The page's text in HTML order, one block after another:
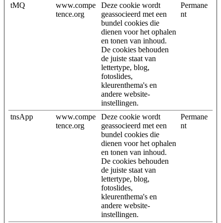
tMQ
www.compe
tence.org
Deze cookie wordt
geassocieerd met een
bundel cookies die
dienen voor het ophalen
en tonen van inhoud.
De cookies behouden
de juiste staat van
lettertype, blog,
fotoslides,
kleurenthema's en
andere website-
instellingen.
Permane
nt
tnsApp
www.compe
tence.org
Deze cookie wordt
geassocieerd met een
bundel cookies die
dienen voor het ophalen
en tonen van inhoud.
De cookies behouden
de juiste staat van
lettertype, blog,
fotoslides,
kleurenthema's en
andere website-
instellingen.
Permane
nt